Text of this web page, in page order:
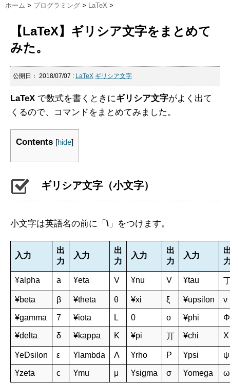
ホーム > プログラミング > LaTeX >
【LaTeX】ギリシア文字をまとめて
みた。
公開日： 2018/07/07 : LaTeX ギリシア文字
LaTeX で数式を書くときにギリシア文字がよく出て
くるので、コマンドをまとめてみました。
Contents [hide]
ギリシア文字（小文字）
小文字は英語名の前に「 \ 」をつけます。
入力
出
力
入力
出
力
入力
出
力
入力
¥alpha a ¥eta V ¥nu V ¥tau
¥beta β ¥theta θ ¥xi ξ ¥upsilon ν
¥gamma 7 ¥iota L 0 ο ¥phi Φ
¥delta δ ¥kappa Κ ¥pi 丌 ¥chi Χ
¥eDsilon ε ¥lambda Λ ¥rho Ρ ¥psi ψ
¥zeta c ¥mu μ ¥sigma σ ¥omega ω